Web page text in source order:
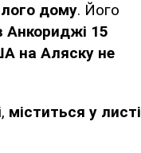
дому. Його
Анкориджі 15
на Аляску не
міститься у листі